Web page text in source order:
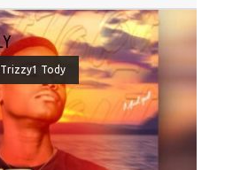
Trizzy1 Tody